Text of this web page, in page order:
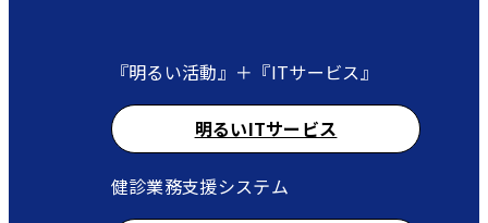
『明るい活動』＋『ITサービス』
明るいITサービス
健診業務支援システム